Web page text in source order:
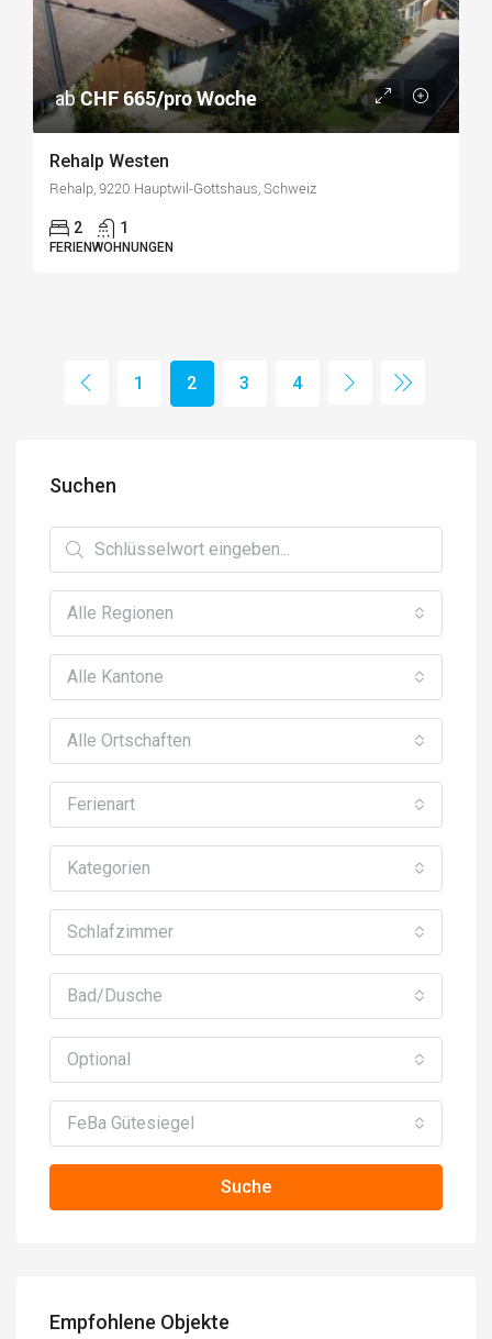
abCHF 665/pro Woche
Rehalp Westen
Rehalp, 9220 Hauptwil-Gottshaus, Schweiz
2 1
FERIENWOHNUNGEN
1 2 3 4
Suchen
Alle Regionen
Alle Kantone
Alle Ortschaften
Ferienart
Kategorien
Schlafzimmer
Bad/Dusche
Optional
FeBa Gütesiegel
Suche
Empfohlene Objekte